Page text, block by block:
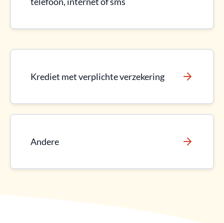
Krediet met verplichte verzekering
Andere